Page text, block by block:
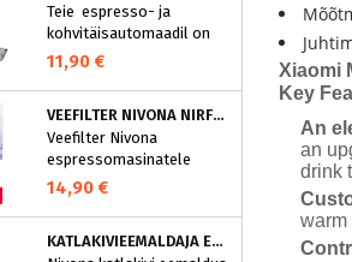
Teie espresso- ja
kohvitäisautomaadil on
integreeritud
puhastusprogramm.
NIVONA puhastustabletid
on loodud spetsiaalselt
selle programmi jaoks ja
eraldavad mustuse nagu
nt kohvirasva
aparaati ja tagab täiusliku
11,90 €
VEEFILTER NIVONA NIRF701
Veefilter Nivona
espressomasinatele
14,90 €
KATLAKIVIEEMALDAJA ESPRESSOMASINATELE, NIVONA (500 ML)
Xiaomi
Key
An
an
drink
warm